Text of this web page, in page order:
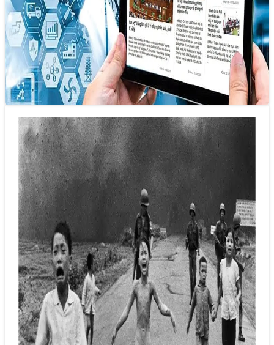
AI không phải là một mối đe dọa
22/05/2025 14:28
Thay vì nhìn AI như một mối đe dọa đối với việc làm hay
một yếu tố làm xa cách con người, chúng…
Tạm ngừng ghi nhận tác giả bức ảnh nổi
tiếng ‘Em bé Napalm’